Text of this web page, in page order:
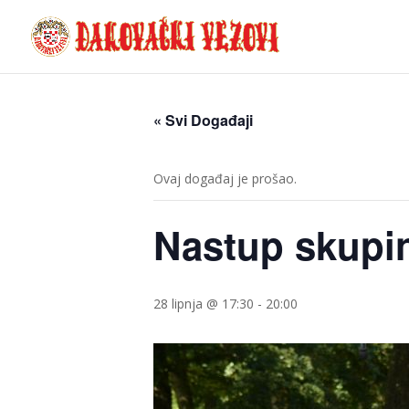
« Svi Događaji
Ovaj događaj je prošao.
Nastup
28 lipnja @ 17:30 - 20:00